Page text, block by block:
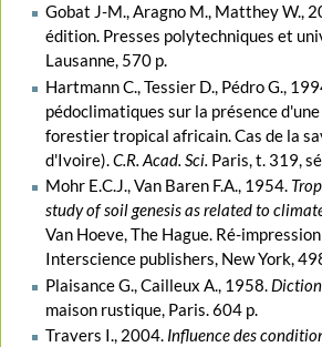
Gobat J-M., Aragno M., Matthey W.,
édition. Presses polytechniques et
Lausanne, 570 p.
Hartmann C., Tessier D., Pédro G.,
pédoclimatiques sur la présence
forestier tropical africain. Cas de la
d'Ivoire).C.R. Acad. Sci. Paris, t. 319,
Mohr E.C.J., Van Baren F.A., 1954.
study of soil genesis as related to
Van Hoeve, The Hague. Ré-
Interscience publishers, New York,
Plaisance G., Cailleux A., 1958.
maison rustique, Paris. 604 p.
Travers I., 2004. Influence des